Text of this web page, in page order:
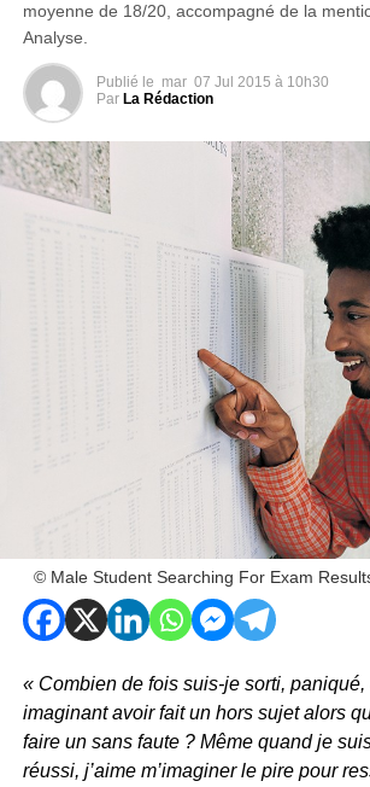
moyenne de 18/20, accompagné de la
Analyse.
Publié le mar 07 Jul 2015 à 10h30
Par La Rédaction
© Male Student Searching For Exam
« Combien de fois suis-je sorti, paniqué,
imaginant avoir fait un hors sujet alors
faire un sans faute ? Même quand je
réussi, j’aime m’imaginer le pire pour